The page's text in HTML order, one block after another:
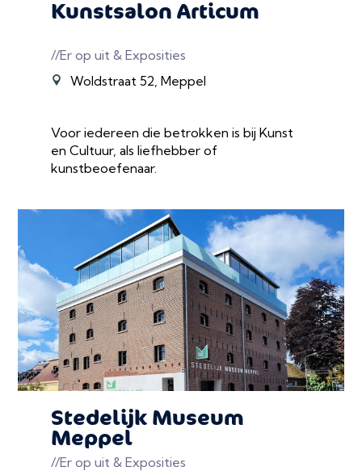
Kunstsalon Articum
//Er op uit & Exposities
Woldstraat 52, Meppel
Voor iedereen die betrokken is bij Kunst
en Cultuur, als liefhebber of
kunstbeoefenaar.
Stedelijk Museum
Meppel
//Er op uit & Exposities